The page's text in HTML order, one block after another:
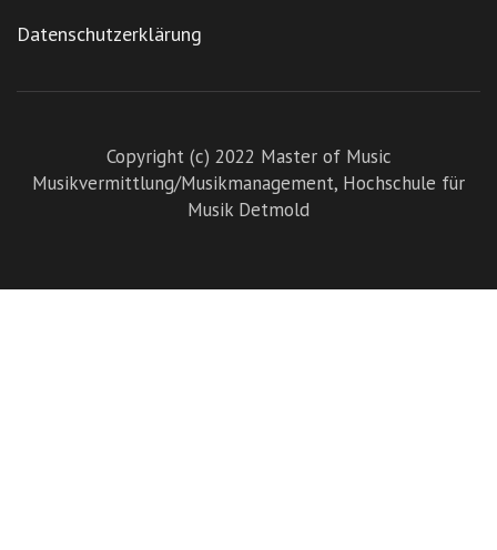
Datenschutzerklärung
Copyright (c) 2022 Master of Music
Musikvermittlung/Musikmanagement, Hochschule für
Musik Detmold